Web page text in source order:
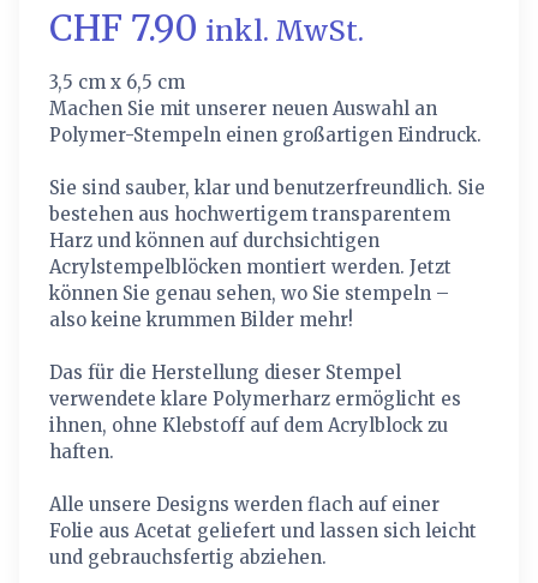
CHF 7.90 inkl. MwSt.
3,5 cm x 6,5 cm
Machen Sie mit unserer neuen Auswahl an
Polymer-Stempeln einen großartigen Eindruck.
Sie sind sauber, klar und benutzerfreundlich. Sie
bestehen aus hochwertigem transparentem
Harz und können auf durchsichtigen
Acrylstempelblöcken montiert werden. Jetzt
können Sie genau sehen, wo Sie stempeln –
also keine krummen Bilder mehr!
Das für die Herstellung dieser Stempel
verwendete klare Polymerharz ermöglicht es
ihnen, ohne Klebstoff auf dem Acrylblock zu
haften.
Alle unsere Designs werden flach auf einer
Folie aus Acetat geliefert und lassen sich leicht
und gebrauchsfertig abziehen.